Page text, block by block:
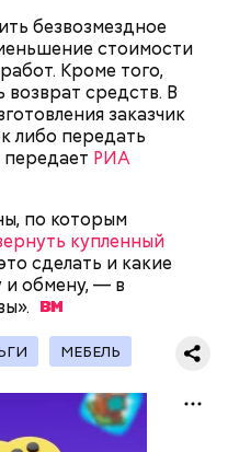
безвозмездное
стоимости
Кроме того,
возврат средств. В
заказчик
либо передать
РИА
по которым
купленный
сделать и какие
и обмену, — в
МЕБЕЛЬ
борщ, щи, котлеты,
пироги, омлет,
используется
от него не будет.
человека, тем
вероятность
—